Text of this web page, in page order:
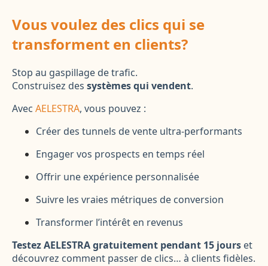
Vous voulez des clics qui se
transforment en clients?
Stop au gaspillage de trafic.
Construisez des systèmes qui vendent.
Avec AELESTRA, vous pouvez :
Créer des tunnels de vente ultra-performants
Engager vos prospects en temps réel
Offrir une expérience personnalisée
Suivre les vraies métriques de conversion
Transformer l’intérêt en revenus
Testez AELESTRA gratuitement pendant 15 jours et
découvrez comment passer de clics… à clients fidèles.